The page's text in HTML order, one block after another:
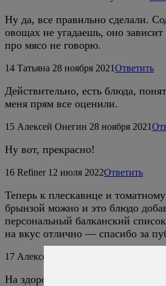
Ну да, все правильно сделали.
овощах не угадаешь, оно
про мясо не говорю.
14 Татьяна 28 ноября 2021Ответить
Действительно, есть блюда,
меня прям все оценили.
15 Алексей Онегин 28 ноября 2021
Ну вот, прекрасно!
16 Refiner 12 июля 2022Ответить
Теперь к плескавице и
брынзой можно и это блюдо
персональный балканский
на вкус отлично — спасибо за
17 Алексей Онегин
На здоровье, готовьте с